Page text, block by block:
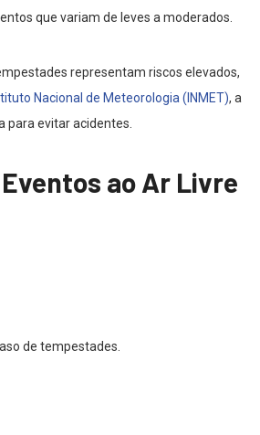
que variam de leves a moderados.
representam riscos elevados,
Nacional de Meteorologia (INMET), a
para evitar acidentes.
ao Ar Livre
de tempestades.